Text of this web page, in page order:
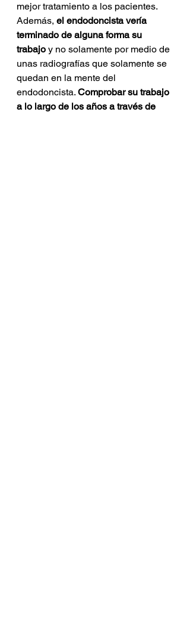
mejor tratamiento a los pacientes.
Además, el endodoncista vería
terminado de alguna forma su
trabajo y no solamente por medio de
unas radiografías que solamente se
quedan en la mente del
endodoncista. Comprobar su trabajo
a lo largo de los años a través de